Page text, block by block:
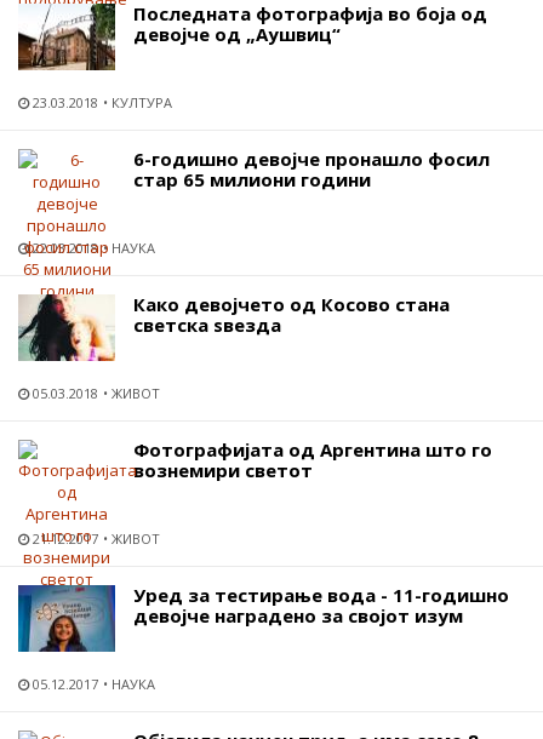
Последната фотографија во боја од
девојче од „Аушвиц“
23.03.2018 КУЛТУРА
6-годишно девојче пронашло фосил
стар 65 милиони години
22.03.2018 НАУКА
Како девојчето од Косово стана
светска ѕвезда
05.03.2018 ЖИВОТ
Фотографијата од Аргентина што го
вознемири светот
21.12.2017 ЖИВОТ
Уред за тестирање вода - 11-годишно
девојче наградено за својот изум
05.12.2017 НАУКА